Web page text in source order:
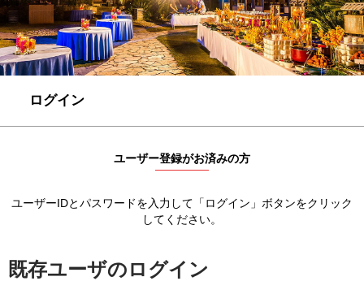
ログイン
ユーザー登録がお済みの方
ユーザーIDとパスワードを入力して「ログイン」ボタンをクリック
してください。
既存ユーザのログイン